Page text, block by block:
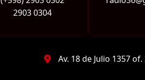
2903 0304
Av. 18 de Julio 1357